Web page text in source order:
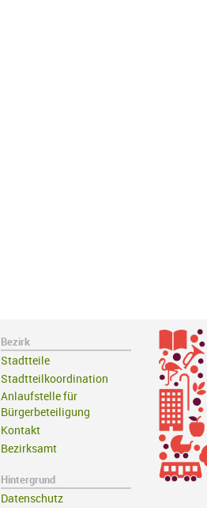
Bezirk
Stadtteile
Stadtteilkoordination
Anlaufstelle für
Bürgerbeteiligung
Kontakt
Bezirksamt
Hintergrund
Datenschutz